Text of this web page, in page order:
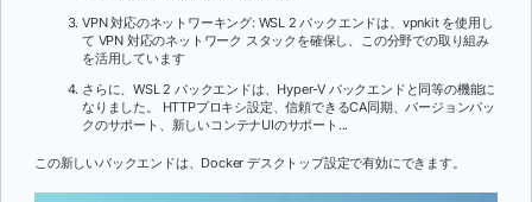
VPN 対応のネットワーキング: WSL 2 バックエンドは、vpnkit を使用し
て VPN 対応のネットワーク スタックを確保し、この分野での取り組み
を活用しています
さらに、WSL 2 バックエンドは、Hyper-V バックエンドと同等の機能に
なりました。 HTTPプロキシ設定、信頼できるCA同期、バージョンパッ
クのサポート、新しいコンテナUIのサポート...
この新しいバックエンドは、Docker デスクトップ設定で有効にできます。